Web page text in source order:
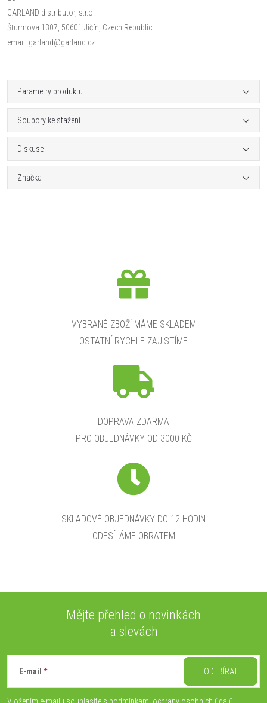
GARLAND distributor, s.r.o.
Šturmova 1307, 50601 Jičín, Czech Republic
email: garland@garland.cz
Parametry produktu
Soubory ke stažení
Diskuse
Značka
VYBRANÉ ZBOŽÍ MÁME SKLADEM
OSTATNÍ RYCHLE ZAJISTÍME
DOPRAVA ZDARMA
PRO OBJEDNÁVKY OD 3000 KČ
SKLADOVÉ OBJEDNÁVKY DO 12 HODIN
ODESÍLÁME OBRATEM
Mějte přehled o novinkách
a slevách
E-mail
Vložením e-mailu souhlasíte s podmínkami ochrany osobních údajů
ODEBÍRAT